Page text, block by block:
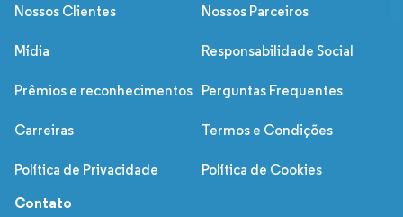
Nossos Clientes Nossos Parceiros
Mídia Responsabilidade Social
Prêmios e reconhecimentos Perguntas Frequentes
Carreiras Termos e Condições
Política de Privacidade Política de Cookies
Contato